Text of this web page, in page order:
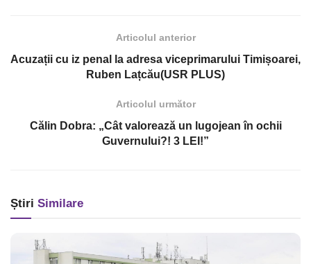
Articolul anterior
Acuzații cu iz penal la adresa viceprimarului Timișoarei,
Ruben Lațcău(USR PLUS)
Articolul următor
Călin Dobra: „Cât valorează un lugojean în ochii
Guvernului?! 3 LEI!”
Știri Similare